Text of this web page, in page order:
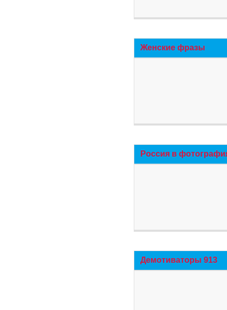
Женские фразы
Россия в
Демотиваторы 913